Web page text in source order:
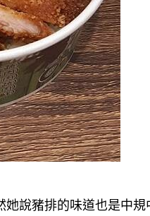
說豬排的味道也是中